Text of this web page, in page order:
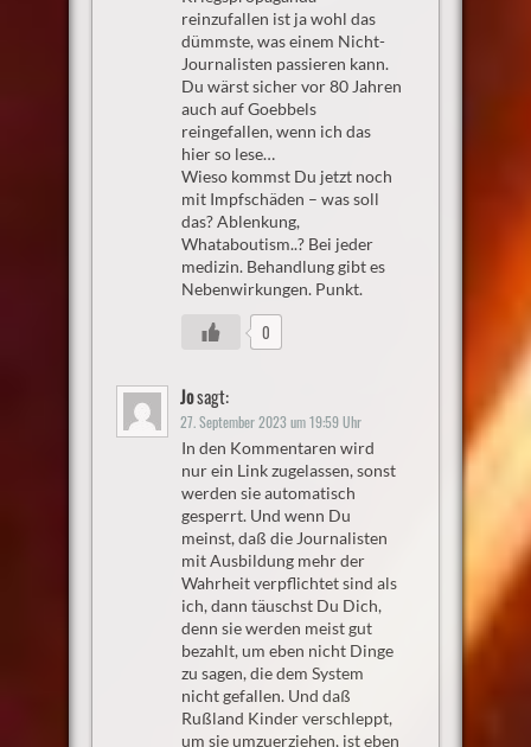
reinzufallen ist ja wohl das
dümmste, was einem Nicht-
Journalisten passieren kann.
Du wärst sicher vor 80 Jahren
auch auf Goebbels
reingefallen, wenn ich das
hier so lese…
Wieso kommst Du jetzt noch
mit Impfschäden – was soll
das? Ablenkung,
Whataboutism..? Bei jeder
medizin. Behandlung gibt es
Nebenwirkungen. Punkt.
0
Josagt:
27. September 2023 um 19:59 Uhr
In den Kommentaren wird
nur ein Link zugelassen, sonst
werden sie automatisch
gesperrt. Und wenn Du
meinst, daß die Journalisten
mit Ausbildung mehr der
Wahrheit verpflichtet sind als
ich, dann täuschst Du Dich,
denn sie werden meist gut
bezahlt, um eben nicht Dinge
zu sagen, die dem System
nicht gefallen. Und daß
Rußland Kinder verschleppt,
um sie umzuerziehen, ist eben